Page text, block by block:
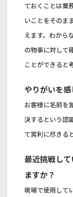
ておくことは業
いことをそのま
えます。わから
の物事に対して
ことができると
やりがいを
お客様に名前を
決するという認
て冥利に尽きる
最近挑戦し
ますか？
現場で使用して